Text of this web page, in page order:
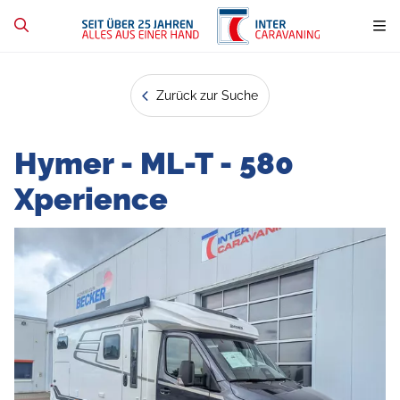
Zurück zur Suche
Hymer - ML-T - 580
Xperience